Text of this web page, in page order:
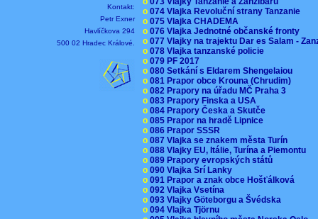
Kontakt:
Petr Exner
Havlíčkova 294
500 02 Hradec Králové.
o 074 Vlajka Revoluční strany Tanzanie
o 075 Vlajka CHADEMA
o 076 Vlajka Jednotné občanské fronty
o 077 Vlajky na trajektu Dar es Salam -
o 078 Vlajka tanzanské policie
o 079 PF 2017
o 080 Setkání s Eldarem Shengelaiou
o 081 Prapor obce Krouna (Chrudim)
o 082 Prapory na úřadu MČ Praha 3
o 083 Prapory Finska a USA
o 084 Prapory Česka a Skutče
o 085 Prapor na hradě Lipnice
o 086 Prapor SSSR
o 087 Vlajka se znakem města Turín
o 088 Vlajky EU, Itálie, Turína a Piemontu
o 089 Prapory evropských států
o 090 Vlajka Srí Lanky
o 091 Prapor a znak obce Hošťálková
o 092 Vlajka Vsetína
o 093 Vlajky Göteborgu a Švédska
o 094 Vlajka Tjörnu